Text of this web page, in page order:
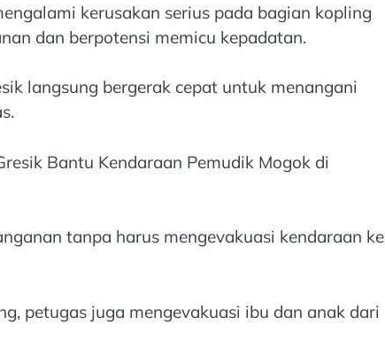
kerusakan serius pada bagian kopling
dan berpotensi memicu kepadatan.
langsung bergerak cepat untuk menangani
Bantu Kendaraan Pemudik Mogok di
tanpa harus mengevakuasi kendaraan ke
petugas juga mengevakuasi ibu dan anak dari